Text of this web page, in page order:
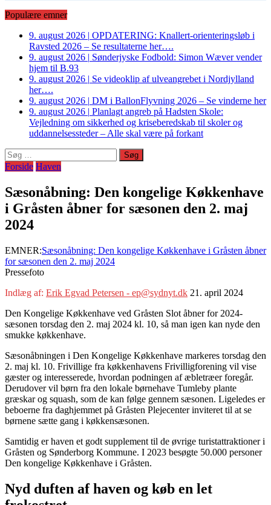
Populære emner
9. august 2026 | OPDATERING: Knallert-orienteringsløb i
Ravsted 2026 – Se resultaterne her….
9. august 2026 | Sønderjyske Fodbold: Simon Wæver vender
hjem til B.93
9. august 2026 | Se videoklip af ulveangrebet i Nordjylland
her….
9. august 2026 | DM i BallonFlyvning 2026 – Se vinderne her
9. august 2026 | Planlagt angreb på Hadsten Skole:
Vejledning om sikkerhed og kriseberedskab til skoler og
uddannelsessteder – Alle skal være på forkant
Søg
efter:
Forside Haven
Sæsonåbning: Den kongelige Køkkenhave
i Gråsten åbner for sæsonen den 2. maj
2024
EMNER:Sæsonåbning: Den kongelige Køkkenhave i Gråsten åbner
for sæsonen den 2. maj 2024
Pressefoto
Indlæg af: Erik Egvad Petersen - ep@sydnyt.dk 21. april 2024
Den Kongelige Køkkenhave ved Gråsten Slot åbner for 2024-
sæsonen torsdag den 2. maj 2024 kl. 10, så man igen kan nyde den
smukke køkkenhave.
Sæsonåbningen i Den Kongelige Køkkenhave markeres torsdag den
2. maj kl. 10. Frivillige fra køkkenhavens Frivilligforening vil vise
gæster og interesserede, hvordan podningen af æbletræer foregår.
Derudover vil børn fra den lokale børnehave Tumleby plante
græskar og squash, som de kan følge gennem sæsonen. Ligeledes er
beboerne fra daghjemmet på Gråsten Plejecenter inviteret til at se
børnene sætte gang i køkkensæsonen.
Samtidig er haven et godt supplement til de øvrige turistattraktioner i
Gråsten og Sønderborg Kommune. I 2023 besøgte 50.000 personer
Den kongelige Køkkenhave i Gråsten.
Nyd duften af haven og køb en let